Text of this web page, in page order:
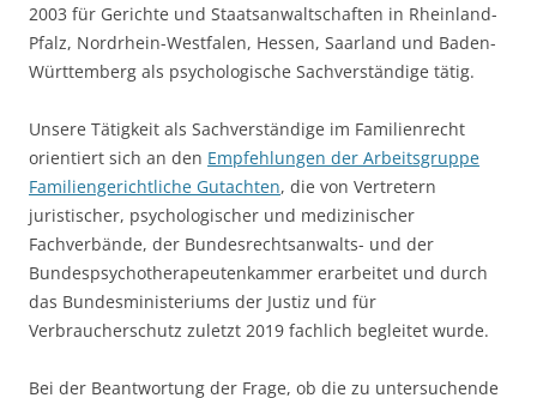
2003 für Gerichte und Staatsanwaltschaften in Rheinland-
Pfalz, Nordrhein-Westfalen, Hessen, Saarland und Baden-
Württemberg als psychologische Sachverständige tätig.
Unsere Tätigkeit als Sachverständige im Familienrecht
orientiert sich an den Empfehlungen der Arbeitsgruppe
Familiengerichtliche Gutachten, die von Vertretern
juristischer, psychologischer und medizinischer
Fachverbände, der Bundesrechtsanwalts- und der
Bundespsychotherapeutenkammer erarbeitet und durch
das Bundesministeriums der Justiz und für
Verbraucherschutz zuletzt 2019 fachlich begleitet wurde.
Bei der Beantwortung der Frage, ob die zu untersuchende